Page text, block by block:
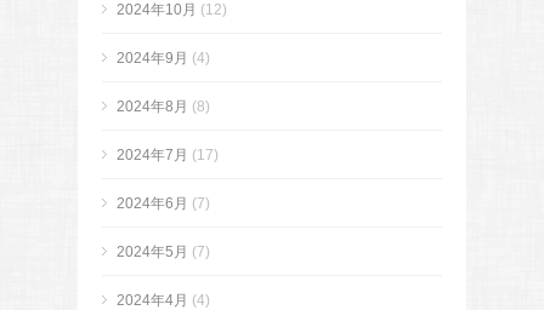
2024年10月 (12)
2024年9月 (4)
2024年8月 (8)
2024年7月 (17)
2024年6月 (7)
2024年5月 (7)
2024年4月 (4)